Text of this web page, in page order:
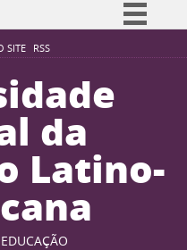
SITE RSS
Simplifique!
Participe
Acesso à informação
Legislação
Canais
da
Latino-